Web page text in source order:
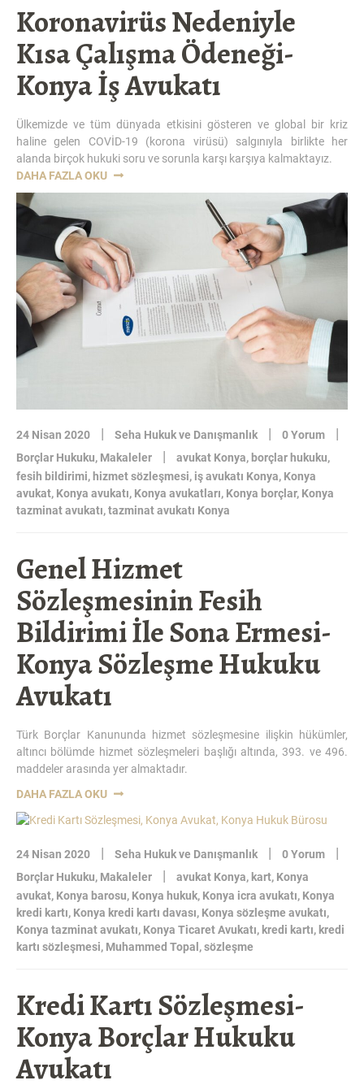
Koronavirüs Nedeniyle
Kısa Çalışma Ödeneği-
Konya İş Avukatı
Ülkemizde ve tüm dünyada etkisini gösteren ve global bir kriz
haline gelen COVİD-19 (korona virüsü) salgınıyla birlikte her
alanda birçok hukuki soru ve sorunla karşı karşıya kalmaktayız.
DAHA FAZLA OKU“KORONAVIRÜS
NEDENIYLE
ÖDENEĞI-
KONYA
İŞ
AVUKATI”
24 Nisan 2020 | Seha Hukuk ve Danışmanlık | 0 Yorum |
Borçlar Hukuku, Makaleler | avukat Konya, borçlar hukuku,
fesih bildirimi, hizmet sözleşmesi, iş avukatı Konya, Konya
avukat, Konya avukatı, Konya avukatları, Konya borçlar, Konya
tazminat avukatı,tazminat avukatı Konya
Genel Hizmet
Sözleşmesinin Fesih
Bildirimi İle Sona Ermesi-
Konya Sözleşme Hukuku
Avukatı
Türk Borçlar Kanununda hizmet sözleşmesine ilişkin hükümler,
altıncı bölümde hizmet sözleşmeleri başlığı altında, 393. ve 496.
maddeler arasında yer almaktadır.
DAHA FAZLA OKU“GENEL
SÖZLEŞMESININ
BILDIRIMI
İLE
SONA
ERMESI-
KONYA
SÖZLEŞME
24 Nisan 2020 | Seha Hukuk ve Danışmanlık | 0 Yorum |
Borçlar Hukuku, Makaleler | avukat Konya, kart, Konya
avukat, Konya barosu, Konya hukuk, Konya icra avukatı, Konya
kredi kartı, Konya kredi kartı davası, Konya sözleşme avukatı,
Konya tazminat avukatı, Konya Ticaret Avukatı, kredi kartı, kredi
kartı sözleşmesi, Muhammed Topal ,sözleşme
Kredi Kartı Sözleşmesi-
Konya Borçlar Hukuku
Avukatı